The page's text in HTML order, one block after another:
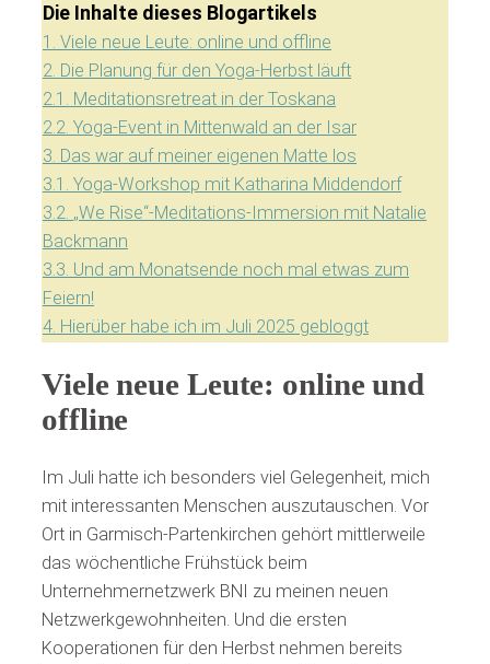
Die Inhalte dieses Blogartikels
1. Viele neue Leute: online und offline
2. Die Planung für den Yoga-Herbst läuft
2.1.
Meditationsretreat in der Toskana
2.2. Yoga-Event in Mittenwald an der Isar
3. Das war auf meiner eigenen Matte los
3.1. Yoga-Workshop mit Katharina Middendorf
3.2. „We Rise“-Meditations-Immersion mit Natalie
Backmann
3.3. Und am Monatsende noch mal etwas zum
Feiern!
4. Hierüber habe ich im Juli 2025 gebloggt
Viele neue Leute: online und
offline
Im Juli hatte ich besonders viel Gelegenheit, mich
mit interessanten Menschen auszutauschen. Vor
Ort in Garmisch-Partenkirchen gehört mittlerweile
das wöchentliche Frühstück beim
Unternehmernetzwerk BNI zu meinen neuen
Netzwerkgewohnheiten. Und die ersten
Kooperationen für den Herbst nehmen bereits